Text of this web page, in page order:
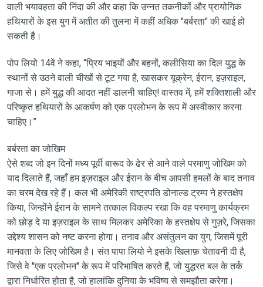
वाली भयावहता की निंदा की और कहा कि उन्नत तकनीकों और प्रायोगिक
हथियारों के इस युग में अतीत की तुलना में कहीं अधिक "बर्बरता" की खाई हो
सकती है।
पोप लियो 14वें ने कहा, “प्रिय भाइयों और बहनों, कलीसिया का दिल युद्ध के
स्थानों से उठने वाली चीखों से टूट गया है, खासकर यूक्रेन, ईरान, इज़राइल,
गाजा से। हमें युद्ध की आदत नहीं डालनी चाहिए! वास्तव में, हमें शक्तिशाली और
परिष्कृत हथियारों के आकर्षण को एक प्रलोभन के रूप में अस्वीकार करना
चाहिए।”
बर्बरता का जोखिम
ऐसे शब्द जो इन दिनों मध्य पूर्वी बारूद के ढेर से आने वाले परमाणु जोखिम को
याद दिलाते हैं, जहाँ हम इज़राइल और ईरान के बीच आपसी हमलों के बाद तनाव
का चरम देख रहे हैं। कल भी अमेरिकी राष्ट्रपति डोनाल्ड ट्रम्प ने हस्तक्षेप
किया, जिन्होंने ईरान के सामने तत्काल विकल्प रखा कि वह परमाणु कार्यक्रम
को छोड़ दे या इज़राइल के साथ मिलकर अमेरिका के हस्तक्षेप से गुज़रे, जिसका
उद्देश्य शासन को नष्ट करना होगा। तनाव और असंतुलन का युग, जिसमें पूरी
मानवता के लिए जोखिम है। संत पापा लियो ने इसके खिलाफ़ चेतावनी दी है,
जिसे वे "एक प्रलोभन" के रूप में परिभाषित करते हैं, जो युद्धरत बल के तर्क
द्वारा निर्धारित होता है, जो हालांकि दुनिया के भविष्य से समझौता करेगा।